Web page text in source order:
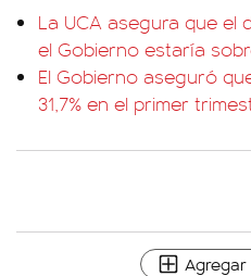
La UCA asegura que el
el Gobierno estaría
El Gobierno aseguró
31,7% en el primer
Agregar